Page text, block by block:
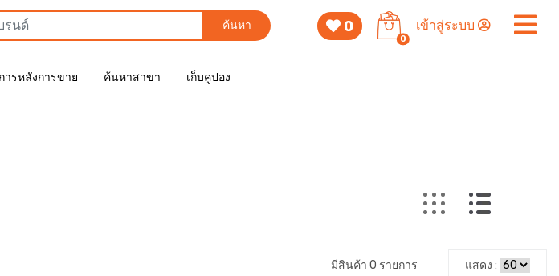
ค้นหา 0
0
เข้าสู่ระบบ
ารหลังการขาย ค้นหาสาขา เก็บคูปอง
มีสินค้า 0 รายการ แสดง :